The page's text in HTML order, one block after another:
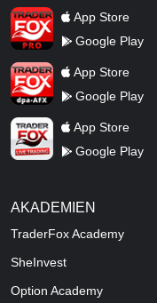
TraderFox ProApp Store
Google Play
TraderFox dpa-AFX
App Store
Google Play
TraderFox Live Trading
App Store
Google Play
AKADEMIEN
TraderFox Academy
SheInvest
Option Academy